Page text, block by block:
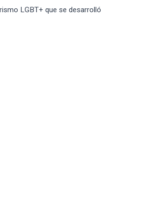
LGBT+ que se desarrolló